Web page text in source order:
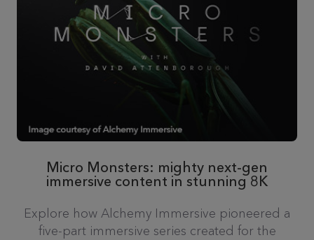
Micro Monsters: mighty next-gen
immersive content in stunning 8K
Explore how Alchemy Immersive pioneered a
five-part immersive series created for the